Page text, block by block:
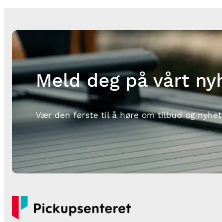
Meld deg på vårt
Vær den første til å høre om tilbud og